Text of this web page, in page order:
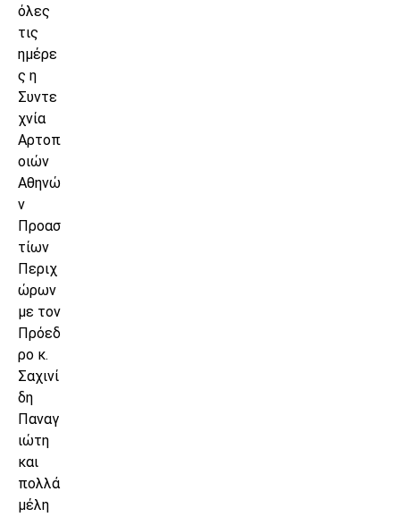
όλες
τις
ημέρε
ς η
Συντε
χνία
Αρτοπ
οιών
Αθηνώ
ν
Προασ
τίων
Περιχ
ώρων
με τον
Πρόεδ
ρο κ.
Σαχινί
δη
Παναγ
ιώτη
και
πολλά
μέλη